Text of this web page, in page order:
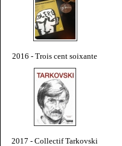
2016 - Trois cent soixante
2017 - Collectif Tarkovski